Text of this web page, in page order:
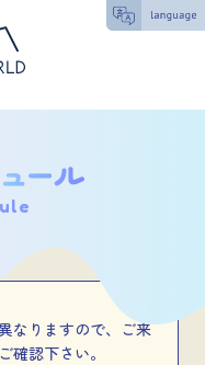
なりますので、ご来
確認下さい。